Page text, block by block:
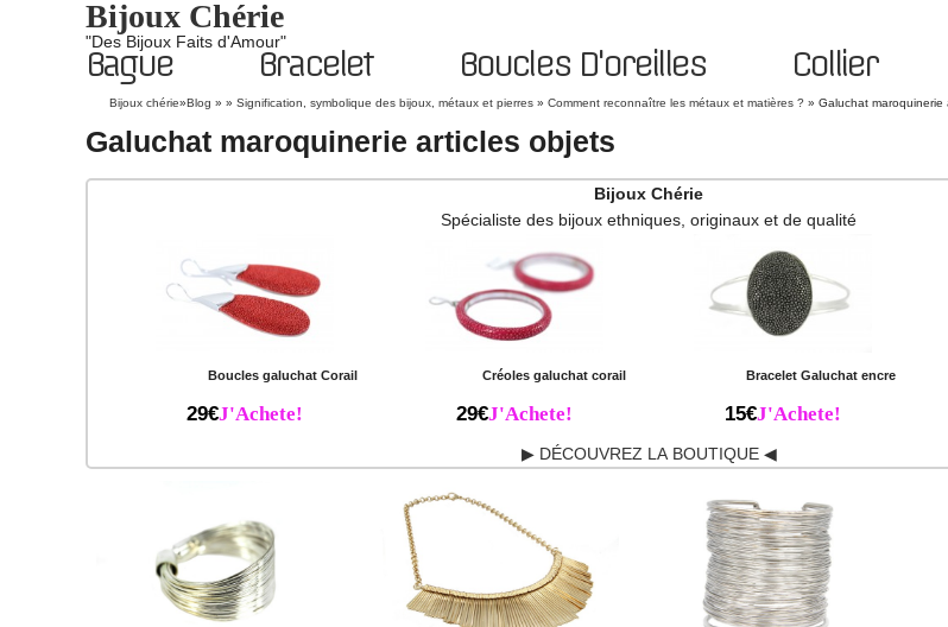
Bijoux Chérie
"Des Bijoux Faits d'Amour"
Bague Bracelet Boucles D'oreilles Collier
Bijoux chérie»Blog » » Signification, symbolique des bijoux, métaux et pierres » Comment reconnaître les métaux et matières ? » Galuchat maroquinerie
Galuchat maroquinerie articles objets
Bijoux Chérie
Spécialiste des bijoux ethniques, originaux et de qualité
Boucles galuchat Corail
29€J'Achete!
Créoles galuchat corail
29€J'Achete!
Bracelet Galuchat encre
15€J'Achete!
▶ DÉCOUVREZ LA BOUTIQUE ◀